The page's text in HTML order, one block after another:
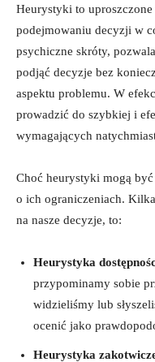
Heurystyki to
podejmowaniu decyzji w
psychiczne skróty,
podjąć decyzje bez
aspektu problemu. W
prowadzić do szybkiej i
wymagających
Choć heurystyki mogą
o ich ograniczeniach.
na nasze decyzje, to:
Heurystyka
przypominamy sobie
widzieliśmy lub
ocenić jako
Heurystyka